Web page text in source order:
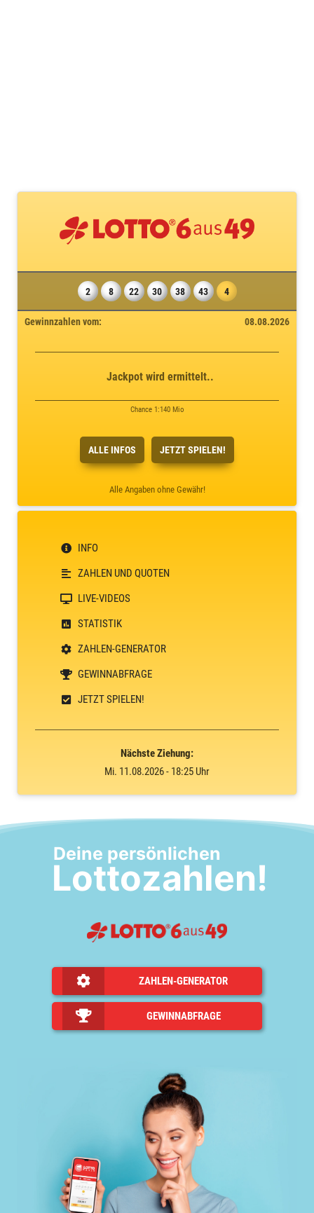
2 8 22 30 38 43 4
Gewinnzahlen vom: 08.08.2026
Jackpot wird ermittelt..
Chance 1:140 Mio
ALLE INFOS JETZT SPIELEN!
Alle Angaben ohne Gewähr!
INFO
ZAHLEN UND QUOTEN
LIVE-VIDEOS
STATISTIK
ZAHLEN-GENERATOR
GEWINNABFRAGE
JETZT SPIELEN!
Nächste Ziehung:
Mi. 11.08.2026 - 18:25 Uhr
Deine persönlichen
Lottozahlen!
ZAHLEN-GENERATOR
GEWINNABFRAGE